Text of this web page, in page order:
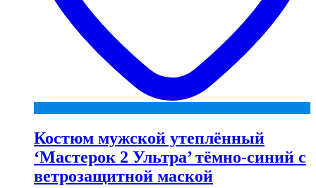
Костюм мужской утеплённый
‘Мастерок 2 Ультра’ тёмно-синий с
ветрозащитной маской